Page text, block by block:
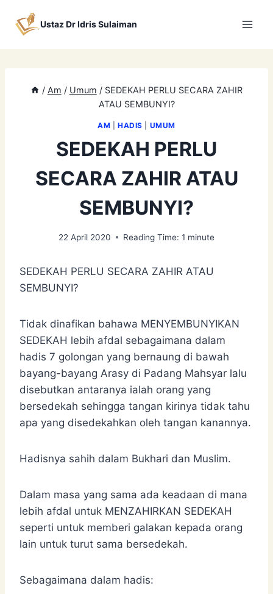
Ustaz Dr Idris Sulaiman
/ Am / Umum / SEDEKAH PERLU SECARA ZAHIR
ATAU SEMBUNYI?
AM HADIS UMUM
SEDEKAH PERLU
SECARA ZAHIR ATAU
SEMBUNYI?
22 April 2020 Reading Time: 1 minute
SEDEKAH PERLU SECARA ZAHIR ATAU
SEMBUNYI?
Tidak dinafikan bahawa MENYEMBUNYIKAN
SEDEKAH lebih afdal sebagaimana dalam
hadis 7 golongan yang bernaung di bawah
bayang-bayang Arasy di Padang Mahsyar lalu
disebutkan antaranya ialah orang yang
bersedekah sehingga tangan kirinya tidak tahu
apa yang disedekahkan oleh tangan kanannya.
Hadisnya sahih dalam Bukhari dan Muslim.
Dalam masa yang sama ada keadaan di mana
lebih afdal untuk MENZAHIRKAN SEDEKAH
seperti untuk memberi galakan kepada orang
lain untuk turut sama bersedekah.
Sebagaimana dalam hadis: